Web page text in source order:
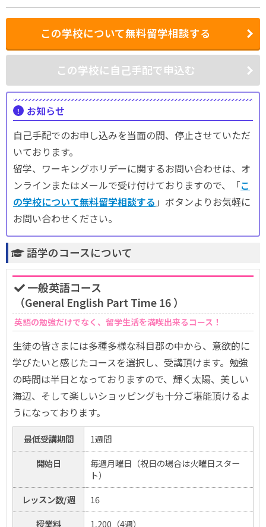
この学校について無料留学相談する
この学校に自己手配で申込む
お知らせ
自己手配でのお申し込みを当面の間、停止させていただ
いております。
留学、ワーキングホリデーに関するお問い合わせは、オ
ンラインまたはメールで受け付けておりますので、「こ
の学校について無料留学相談する 」ボタンよりお気軽に
お問い合わせください。
語学のコースについて
一般英語コース
（General English Part Time 16 ）
英語の勉強だけでなく、留学生活を満喫出来るコース！
生徒の皆さまには多種多様な科目郡の中から、意欲的に
学びたいと感じたコースを選択し、受講頂けます。勉強
の時間は半日となっておりますので、輝く太陽、美しい
海辺、そして楽しいショッピングも十分ご堪能頂けるよ
うになっております。
最低受講期間
1週間
開始日
毎週月曜日（祝日の場合は火曜日スター
ト）
レッスン数/週
16
授業料
1,200（4週）